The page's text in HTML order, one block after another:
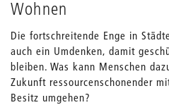
Wohnen
Die fortschreitende Enge in
auch ein Umdenken, damit
bleiben. Was kann Menschen
Zukunft ressourcenschonender
Besitz umgehen?